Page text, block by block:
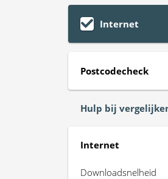
Internet
Postcodecheck
Hulp bij
Internet
Downloadsnelheid